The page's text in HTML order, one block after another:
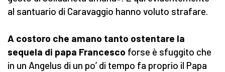
al santuario di Caravaggio hanno voluto strafare.
A costoro che amano tanto ostentare la
sequela di papa Francesco forse è sfuggito che
in un Angelus di un po’ di tempo fa proprio il Papa